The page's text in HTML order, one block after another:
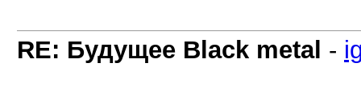
RE: Будущее Black metal -